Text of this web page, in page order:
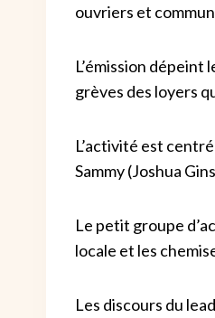
ouvriers et
L’émission
grèves des loyers
L’activité est
Sammy (Joshua
Le petit groupe
locale et les
Les discours du